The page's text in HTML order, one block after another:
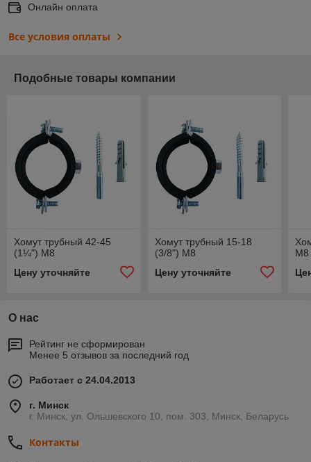
Онлайн оплата
Все условия оплаты
Подобные товары компании
Хомут трубный 42-45
(1¼") М8
Цену уточняйте
Хомут трубный 15-18
(3/8") М8
Цену уточняйте
М8
О нас
Рейтинг не сформирован
Менее 5 отзывов за последний год
Работает с 24.04.2013
г. Минск
г. Минск, ул. Ольшевского 10, пом. 303, Минск, Беларусь
Контакты